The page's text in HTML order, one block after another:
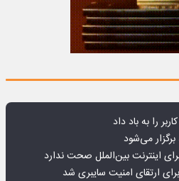
را به باد داد
می‌شود
ارتقای امنیت سایبری شد